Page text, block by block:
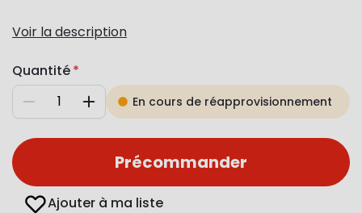
Voir la description
Quantité
Diminuer AugmenterEn cours de réapprovisionnement
Précommander
Ajouter à ma liste